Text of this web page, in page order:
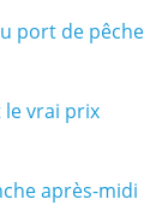
port de pêche
le vrai prix
après-midi